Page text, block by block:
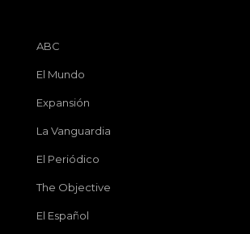
ABC
El Mundo
Expansión
La Vanguardia
El Periódico
The Objective
El Español